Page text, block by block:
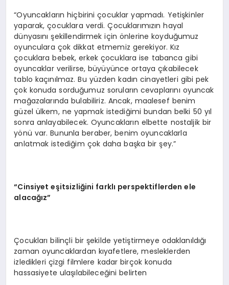
“Oyuncakların hiçbirini çocuklar yapmadı. Yetişkinler
yaparak, çocuklara verdi. Çocuklarımızın hayal
dünyasını şekillendirmek için önlerine koyduğumuz
oyunculara çok dikkat etmemiz gerekiyor. Kız
çocuklara bebek, erkek çocuklara ise tabanca gibi
oyuncaklar verilirse, büyüyünce ortaya çıkabilecek
tablo kaçınılmaz. Bu yüzden kadın cinayetleri gibi pek
çok konuda sorduğumuz soruların cevaplarını oyuncak
mağazalarında bulabiliriz. Ancak, maalesef benim
güzel ülkem, ne yapmak istediğimi bundan belki 50 yıl
sonra anlayabilecek. Oyuncakların elbette nostaljik bir
yönü var. Bununla beraber, benim oyuncaklarla
anlatmak istediğim çok daha başka bir şey.”
“Cinsiyet eşitsizliğini farklı perspektiflerden ele
alacağız”
Çocukları bilinçli bir şekilde yetiştirmeye odaklanıldığı
zaman oyuncaklardan kıyafetlere, mesleklerden
izledikleri çizgi filmlere kadar birçok konuda
hassasiyete ulaşılabileceğini belirten